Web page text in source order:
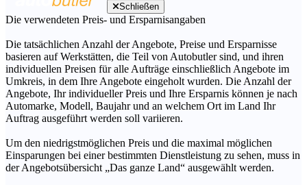
Schließen
Die verwendeten Preis- und Ersparnisangaben
Die tatsächlichen Anzahl der Angebote, Preise und Ersparnisse
basieren auf Werkstätten, die Teil von Autobutler sind, und ihren
individuellen Preisen für alle Aufträge einschließlich Angebote im
Umkreis, in dem Ihre Angebote eingeholt wurden. Die Anzahl der
Angebote, Ihr individueller Preis und Ihre Ersparnis können je nach
Automarke, Modell, Baujahr und an welchem Ort im Land Ihr
Auftrag ausgeführt werden soll variieren.
Um den niedrigstmöglichen Preis und die maximal möglichen
Einsparungen bei einer bestimmten Dienstleistung zu sehen, muss in
der Angebotsübersicht „Das ganze Land“ ausgewählt werden.